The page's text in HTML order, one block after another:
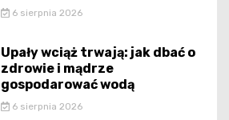
6 sierpnia 2026
Upały wciąż trwają: jak dbać o
zdrowie i mądrze
gospodarować wodą
6 sierpnia 2026